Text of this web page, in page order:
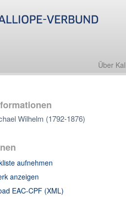
Über
Wilhelm (1792-1876)
aufnehmen
anzeigen
EAC-CPF (XML)